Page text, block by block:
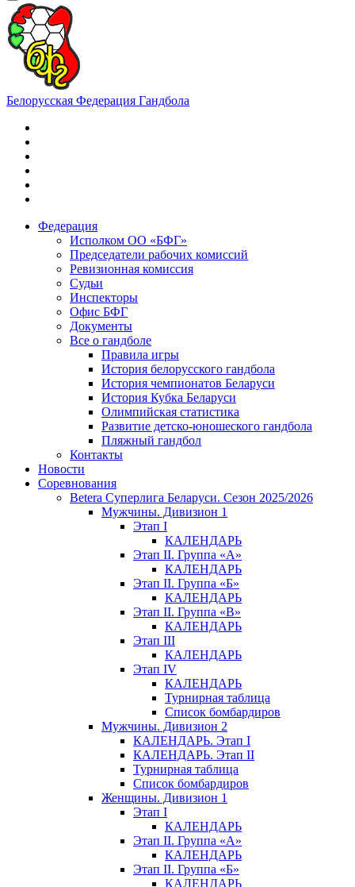
Белорусская Федерация Гандбола
Федерация
Исполком ОО «БФГ»
Председатели рабочих комиссий
Ревизионная комиссия
Судьи
Инспекторы
Офис БФГ
Документы
Все о гандболе
Правила игры
История белорусского гандбола
История чемпионатов Беларуси
История Кубка Беларуси
Олимпийская статистика
Развитие детско-юношеского гандбола
Пляжный гандбол
Контакты
Новости
Соревнования
Betera Суперлига Беларуси. Сезон 2025/2026
Мужчины. Дивизион 1
Этап I
КАЛЕНДАРЬ
Этап II. Группа «А»
КАЛЕНДАРЬ
Этап II. Группа «Б»
КАЛЕНДАРЬ
Этап II. Группа «В»
КАЛЕНДАРЬ
Этап III
КАЛЕНДАРЬ
Этап IV
КАЛЕНДАРЬ
Турнирная таблица
Список бомбардиров
Мужчины. Дивизион 2
КАЛЕНДАРЬ. Этап I
КАЛЕНДАРЬ. Этап II
Турнирная таблица
Список бомбардиров
Женщины. Дивизион 1
Этап I
КАЛЕНДАРЬ
Этап II. Группа «А»
КАЛЕНДАРЬ
Этап II. Группа «Б»
КАЛЕНДАРЬ